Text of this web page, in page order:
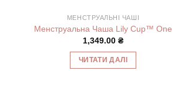
МЕНСТРУАЛЬНІ ЧАШІ
Менструальна Чаша Lily Cup™ One
1,349.00 ₴
ЧИТАТИ ДАЛІ